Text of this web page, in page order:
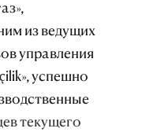
из ведущих
управления
успешно
текущего